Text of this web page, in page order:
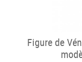
Figure de